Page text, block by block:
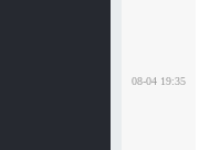
08-04 19:35